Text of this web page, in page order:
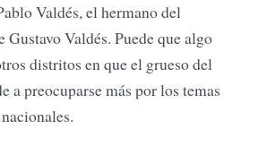
Valdés, el hermano del
Gustavo Valdés. Puede que algo
distritos en que el grueso del
a preocuparse más por los temas